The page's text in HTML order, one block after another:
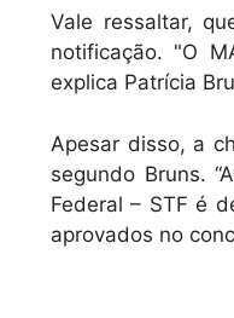
Vale ressaltar,
notificação. "O
explica Patrícia
Apesar disso, a
segundo Bruns.
Federal – STF é
aprovados no